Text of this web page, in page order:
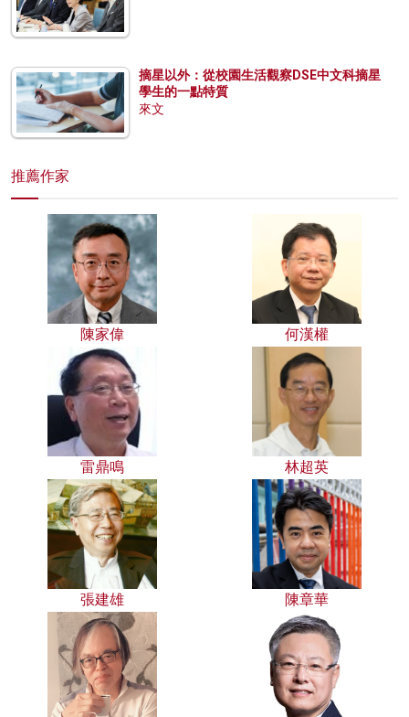
摘星以外：從校園生活觀察DSE中文科摘星
學生的一點特質
來文
推薦作家
陳家偉 何漢權
雷鼎鳴 林超英
張建雄 陳章華